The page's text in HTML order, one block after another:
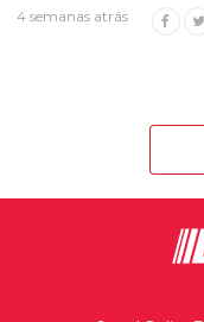
4 semanas atrás